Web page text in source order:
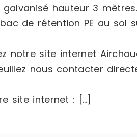
hauteur 3
de rétention PE au sol
notre site internet
nous contacter
site internet : […]